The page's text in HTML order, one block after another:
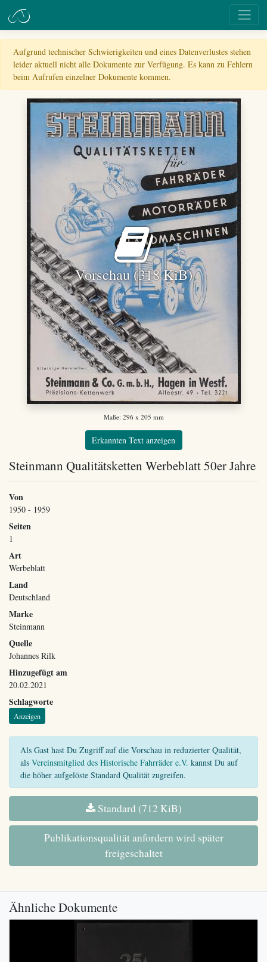
Aufgrund technischer Schwierigkeiten und eines Datenverlustes stehen
leider aktuell nicht alle Dokumente zur Verfügung. Es kann zu Fehlern
beim Aufrufen einzelner Dokumente kommen.
Vorschau (318 KiB)
Maße: 296 x 205 mm
Erkannten Text anzeigen
Steinmann Qualitätsketten Werbeblatt 50er Jahre
Von
1950 - 1959
Seiten
1
Art
Werbeblatt
Land
Deutschland
Marke
Steinmann
Quelle
Johannes Rilk
Hinzugefügt am
20.02.2021
Schlagworte
Anzeigen
Als Gast hast Du Zugriff auf die Vorschau in reduzierter Qualität,
als Vereinsmitglied des Historische Fahrräder e.V. kannst Du auf
die höher aufgelöste Standard Qualität zugreifen.
Standard (712 KiB)
Publikationsqualität anfordern wird später
freigeschaltet
Ähnliche Dokumente